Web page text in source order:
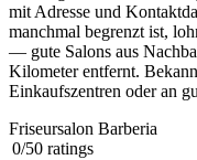
mit Adresse und
manchmal begrenzt ist,
— gute Salons aus
Kilometer entfernt.
Einkaufszentren oder an
Friseursalon Barberia
0/50 ratings